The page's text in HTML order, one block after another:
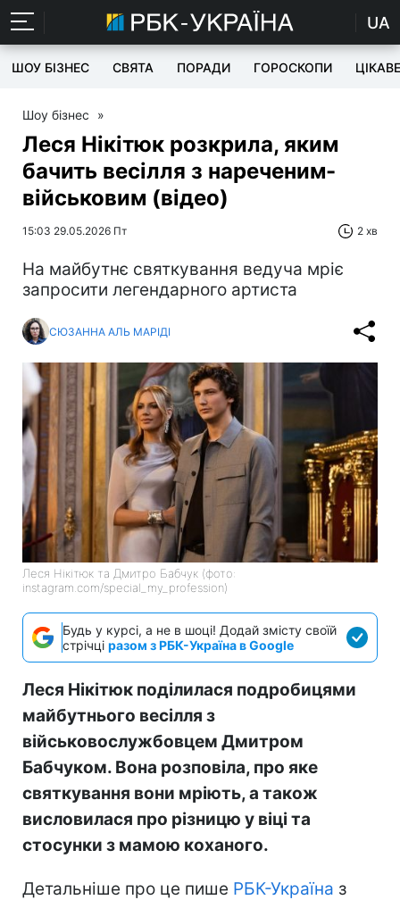
UA
ШОУ БІЗНЕС СВЯТА ПОРАДИ ГОРОСКОПИ ЦІКАВЕ
Шоу бізнес »
Леся Нікітюк розкрила, яким
бачить весілля з нареченим-
військовим (відео)
15:03 29.05.2026 Пт 2 хв
На майбутнє святкування ведуча мріє
запросити легендарного артиста
СЮЗАННА АЛЬ МАРІДІ
Леся Нікітюк та Дмитро Бабчук (фото:
instagram.com/special_my_profession)
Будь у курсі, а не в шоці! Додай змісту своїй
стрічці разом з РБК-Україна в Google
Леся Нікітюк поділилася подробицями
майбутнього весілля з
військовослужбовцем Дмитром
Бабчуком. Вона розповіла, про яке
святкування вони мріють, а також
висловилася про різницю у віці та
стосунки з мамою коханого.
Детальніше про це пише РБК-Україна з